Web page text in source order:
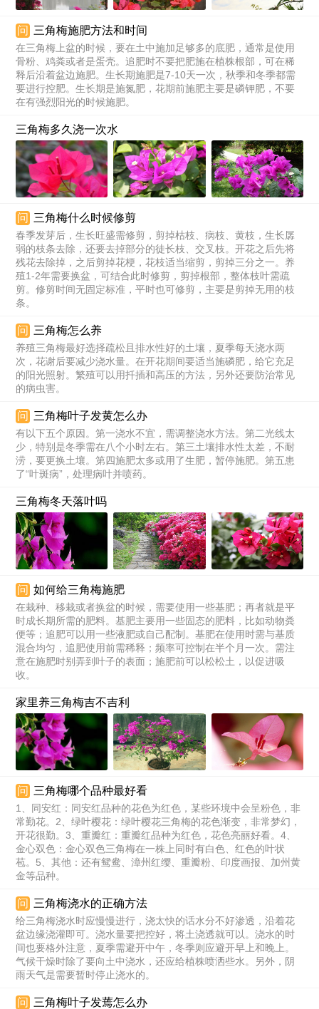
问 三角梅施肥方法和时间
在三角梅上盆的时候，要在土中施加足够多的底肥，通常是使用
骨粉、鸡粪或者是蛋壳。追肥时不要把肥施在植株根部，可在稀
释后沿着盆边施肥。生长期施肥是7-10天一次，秋季和冬季都需
要进行控肥。生长期是施氮肥，花期前施肥主要是磷钾肥，不要
在有强烈阳光的时候施肥。
三角梅多久浇一次水
问 三角梅什么时候修剪
春季发芽后，生长旺盛需修剪，剪掉枯枝、病枝、黄枝，生长孱
弱的枝条去除，还要去掉部分的徒长枝、交叉枝。开花之后先将
残花去除掉，之后剪掉花梗，花枝适当缩剪，剪掉三分之一。养
殖1-2年需要换盆，可结合此时修剪，剪掉根部，整体枝叶需疏
剪。修剪时间无固定标准，平时也可修剪，主要是剪掉无用的枝
条。
问 三角梅怎么养
养殖三角梅最好选择疏松且排水性好的土壤，夏季每天浇水两
次，花谢后要减少浇水量。在开花期间要适当施磷肥，给它充足
的阳光照射。繁殖可以用扦插和高压的方法，另外还要防治常见
的病虫害。
问 三角梅叶子发黄怎么办
有以下五个原因。第一浇水不宜，需调整浇水方法。第二光线太
少，特别是冬季需在八个小时左右。第三土壤排水性太差，不耐
涝，要更换土壤。第四施肥太多或用了生肥，暂停施肥。第五患
了“叶斑病”，处理病叶并喷药。
三角梅冬天落叶吗
问 如何给三角梅施肥
在栽种、移栽或者换盆的时候，需要使用一些基肥；再者就是平
时成长期所需的肥料。基肥主要用一些固态的肥料，比如动物粪
便等；追肥可以用一些液肥或自己配制。基肥在使用时需与基质
混合均匀，追肥使用前需稀释；频率可控制在半个月一次。需注
意在施肥时别弄到叶子的表面；施肥前可以松松土，以促进吸
收。
家里养三角梅吉不吉利
问 三角梅哪个品种最好看
1、同安红：同安红品种的花色为红色，某些环境中会呈粉色，非
常勤花。2、绿叶樱花：绿叶樱花三角梅的花色渐变，非常梦幻，
开花很勤。3、重瓣红：重瓣红品种为红色，花色亮丽好看。4、
金心双色：金心双色三角梅在一株上同时有白色、红色的叶状
苞。5、其他：还有鸳鸯、漳州红缨、重瓣粉、印度画报、加州黄
金等品种。
问 三角梅浇水的正确方法
给三角梅浇水时应慢慢进行，浇太快的话水分不好渗透，沿着花
盆边缘浇灌即可。浇水量要把控好，将土浇透就可以。浇水的时
间也要格外注意，夏季需避开中午，冬季则应避开早上和晚上。
气候干燥时除了要向土中浇水，还应给植株喷洒些水。另外，阴
雨天气是需要暂时停止浇水的。
问 三角梅叶子发蔫怎么办